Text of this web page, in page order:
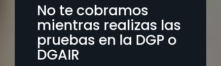
No te cobramos
mientras realizas las
pruebas en la DGP o
DGAIR